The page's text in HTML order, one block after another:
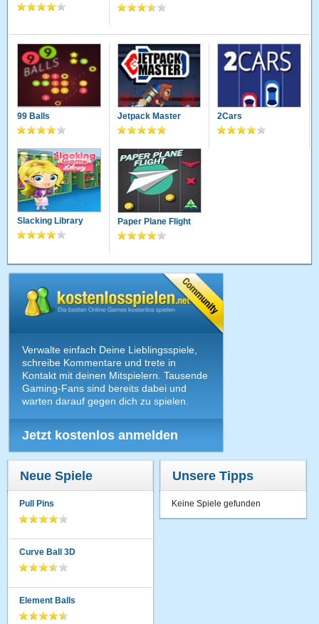
99 Balls Jetpack Master 2Cars
Slacking Library Paper Plane Flight
Verwalte einfach Deine Lieblingsspiele,
schreibe Kommentare und trete in
Kontakt mit deinen Mitspielern. Tausende
Gaming-Fans sind bereits dabei und
warten darauf gegen dich zu spielen.
Jetzt kostenlos anmelden
Neue Spiele
Pull Pins
Curve Ball 3D
Element Balls
Unsere Tipps
Keine Spiele gefunden